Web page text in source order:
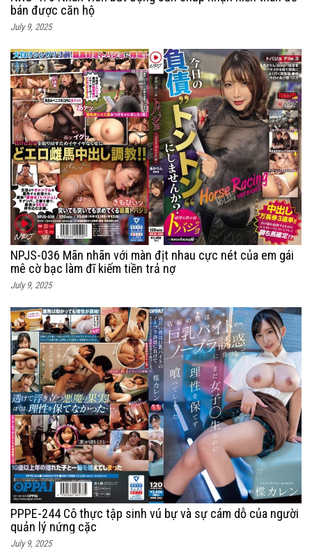
bán được căn hộ
July 9, 2025
NPJS-036 Mãn nhãn với màn địt nhau cực nét của em gái
mê cờ bạc làm đĩ kiếm tiền trả nợ
July 9, 2025
PPPE-244 Cô thực tập sinh vú bự và sự cám dỗ của người
quản lý nứng cặc
July 9, 2025